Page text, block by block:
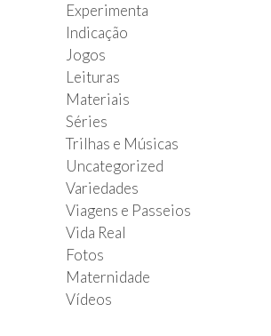
Experimenta
Indicação
Jogos
Leituras
Materiais
Séries
Trilhas e Músicas
Uncategorized
Variedades
Viagens e Passeios
Vida Real
Fotos
Maternidade
Vídeos